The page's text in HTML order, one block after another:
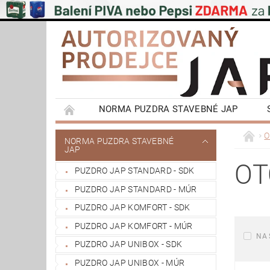
NORMA PUZDRA STAVEBNÉ JAP
EMOTIVE II BEZOBLOŽKOVÉ PUZDRA
POSUVNÉ SYSTÉMY NA STENU A DO STROPU
VÝPRODEJ
OBCHODNÍ PODMÍNKY
REFERENCIE ZÁKAZNÍKOV
NAŠE
NORMA PUZDRA STAVEBNÉ
JAP
PUZDRO JAP STANDARD - SDK
PUZDRO JAP STANDARD - MÚR
PUZDRO JAP KOMFORT - SDK
PUZDRO JAP KOMFORT - MÚR
PUZDRO JAP UNIBOX - SDK
PUZDRO JAP UNIBOX - MÚR
NA